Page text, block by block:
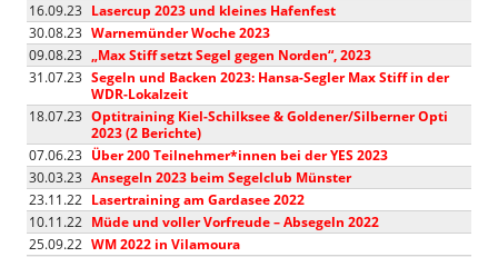
16.09.23 Lasercup 2023 und kleines Hafenfest
30.08.23 Warnemünder Woche 2023
09.08.23 „Max Stiff setzt Segel gegen Norden“, 2023
31.07.23 Segeln und Backen 2023: Hansa-Segler Max Stiff in der
WDR-Lokalzeit
18.07.23 Optitraining Kiel-Schilksee & Goldener/Silberner Opti
2023 (2 Berichte)
07.06.23 Über 200 Teilnehmer*innen bei der YES 2023
30.03.23 Ansegeln 2023 beim Segelclub Münster
23.11.22 Lasertraining am Gardasee 2022
10.11.22 Müde und voller Vorfreude – Absegeln 2022
25.09.22 WM 2022 in Vilamoura